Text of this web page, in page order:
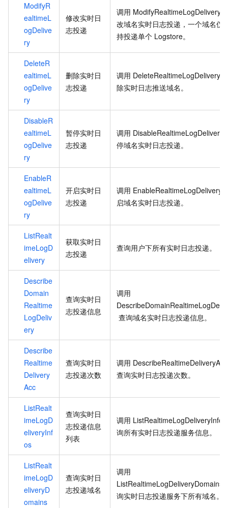
ModifyR
ealtimeL
ogDelive
ry
修改实时日
志投递
调用 ModifyRealtimeLogDelivery
改域名实时日志投递，一个域名仅
持投递单个 Logstore。
DeleteR
ealtimeL
ogDelive
ry
删除实时日
志投递
调用 DeleteRealtimeLogDelivery
除实时日志推送域名。
DisableR
ealtimeL
ogDelive
ry
暂停实时日
志投递
调用 DisableRealtimeLogDelivery
停域名实时日志投递。
EnableR
ealtimeL
ogDelive
ry
开启实时日
志投递
调用 EnableRealtimeLogDelivery
启域名实时日志投递。
ListRealt
imeLogD
elivery
获取实时日
志投递
查询用户下所有实时日志投递。
Describe
Domain
Realtime
LogDeliv
ery
查询实时日
志投递信息
调用
查询域名实时日志投递信息。
Describe
Realtime
Delivery
Acc
查询实时日
志投递次数
调用 DescribeRealtimeDeliveryAcc
查询实时日志投递次数。
ListRealt
imeLogD
eliveryInf
os
查询实时日
志投递信息
列表
调用 ListRealtimeLogDeliveryInfos
询所有实时日志投递服务信息。
ListRealt
imeLogD
eliveryD
omains
查询实时日
志投递域名
调用
ListRealtimeLogDeliveryDomains
询实时日志投递服务下所有域名。